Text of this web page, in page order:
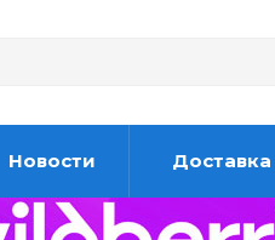
Новости